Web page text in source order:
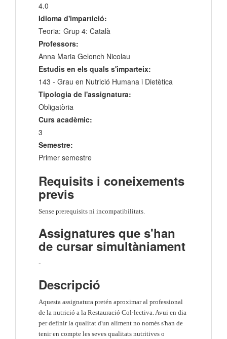
4.0
Idioma d'impartició:
Teoria: Grup 4: Català
Professors:
Anna Maria Gelonch Nicolau
Estudis en els quals s'imparteix:
143 - Grau en Nutrició Humana i Dietètica
Tipologia de l'assignatura:
Obligatòria
Curs acadèmic:
3
Semestre:
Primer semestre
Requisits i coneixements
previs
Sense prerequisits ni incompatibilitats.
Assignatures que s'han
de cursar simultàniament
-
Descripció
Aquesta assignatura pretén aproximar al professional
de la nutrició a la Restauració Col·lectiva. Avui en dia
per definir la qualitat d'un aliment no només s'han de
tenir en compte les seves qualitats nutritives o